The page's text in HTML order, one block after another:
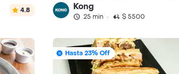
4.8 Kong
25 min · $ 5500
Hasta 23% Off